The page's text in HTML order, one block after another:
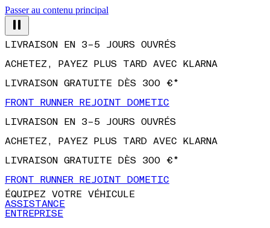
Passer au contenu principal
ACHETEZ, PAYEZ PLUS TARD AVEC KLARNA
LIVRAISON GRATUITE DÈS 300 €*
FRONT RUNNER REJOINT DOMETIC
LIVRAISON EN 3–5 JOURS OUVRÉS
ACHETEZ, PAYEZ PLUS TARD AVEC KLARNA
LIVRAISON GRATUITE DÈS 300 €*
FRONT RUNNER REJOINT DOMETIC
ÉQUIPEZ VOTRE VÉHICULE
ASSISTANCE
ENTREPRISE